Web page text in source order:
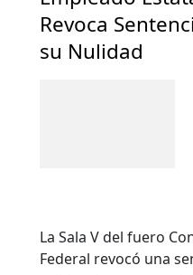
Revoca
su Nulidad
La Sala V del fuero
Federal revocó una